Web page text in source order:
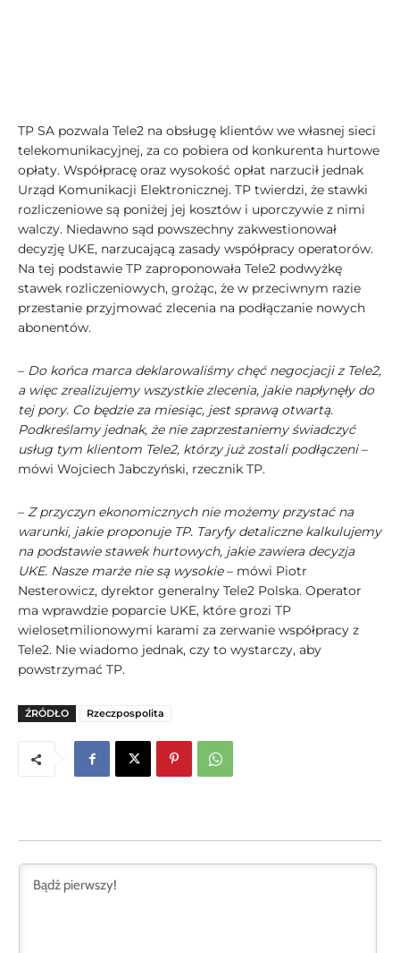
TP SA pozwala Tele2 na obsługę klientów we własnej sieci
telekomunikacyjnej, za co pobiera od konkurenta hurtowe
opłaty. Współpracę oraz wysokość opłat narzucił jednak
Urząd Komunikacji Elektronicznej. TP twierdzi‚ że stawki
rozliczeniowe są poniżej jej kosztów i uporczywie z nimi
walczy. Niedawno sąd powszechny zakwestionował
decyzję UKE‚ narzucającą zasady współpracy operatorów.
Na tej podstawie TP zaproponowała Tele2 podwyżkę
stawek rozliczeniowych‚ grożąc‚ że w przeciwnym razie
przestanie przyjmować zlecenia na podłączanie nowych
abonentów.
– Do końca marca deklarowaliśmy chęć negocjacji z Tele2‚
a więc zrealizujemy wszystkie zlecenia‚ jakie napłynęły do
tej pory. Co będzie za miesiąc, jest sprawą otwartą.
Podkreślamy jednak‚ że nie zaprzestaniemy świadczyć
usług tym klientom Tele2‚ którzy już zostali podłączeni–
mówi Wojciech Jabczyński‚ rzecznik TP.
– Z przyczyn ekonomicznych nie możemy przystać na
warunki‚ jakie proponuje TP. Taryfy detaliczne kalkulujemy
na podstawie stawek hurtowych‚ jakie zawiera decyzja
UKE. Nasze marże nie są wysokie– mówi Piotr
Nesterowicz‚ dyrektor generalny Tele2 Polska. Operator
ma wprawdzie poparcie UKE‚ które grozi TP
wielosetmilionowymi karami za zerwanie współpracy z
Tele2. Nie wiadomo jednak‚ czy to wystarczy‚ aby
powstrzymać TP.
ŹRÓDŁO Rzeczpospolita